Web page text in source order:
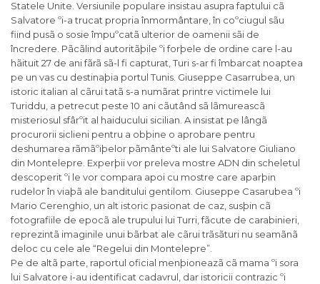
Statele Unite. Versiunile populare insistau asupra faptului cã
Salvatore ºi-a trucat propria înmormântare, în coºciugul sãu
fiind pusã o sosie împuºcatã ulterior de oamenii sãi de
încredere. Pãcãlind autoritãþile ºi forþele de ordine care l-au
hãituit 27 de ani fãrã sã-l fi capturat, Turi s-ar fi îmbarcat noaptea
pe un vas cu destinaþia portul Tunis. Giuseppe Casarrubea, un
istoric italian al cãrui tatã s-a numãrat printre victimele lui
Turiddu, a petrecut peste 10 ani cãutând sã lãmureascã
misteriosul sfârºit al haiducului sicilian. A insistat pe lângã
procurorii siclieni pentru a obþine o aprobare pentru
deshumarea rãmãºiþelor pãmânteºti ale lui Salvatore Giuliano
din Montelepre. Experþii vor preleva mostre ADN din scheletul
descoperit ºi le vor compara apoi cu mostre care aparþin
rudelor în viaþã ale banditului gentilom. Giuseppe Casarubea ºi
Mario Cerenghio, un alt istoric pasionat de caz, susþin cã
fotografiile de epocã ale trupului lui Turri, fãcute de carabinieri,
reprezintã imaginile unui bãrbat ale cãrui trãsãturi nu seamãnã
deloc cu cele ale “Regelui din Montelepre”.
Pe de altã parte, raportul oficial menþioneazã cã mama ºi sora
lui Salvatore i-au identificat cadavrul, dar istoricii contrazic ºi